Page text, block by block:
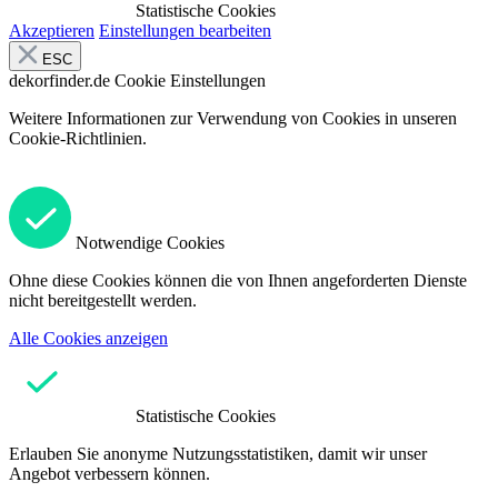
Statistische Cookies
Akzeptieren Einstellungen bearbeiten
ESC
dekorfinder.de Cookie Einstellungen
Weitere Informationen zur Verwendung von Cookies in unseren
Cookie-Richtlinien.
Notwendige Cookies
Ohne diese Cookies können die von Ihnen angeforderten Dienste
nicht bereitgestellt werden.
Alle Cookies anzeigen
Statistische Cookies
Erlauben Sie anonyme Nutzungsstatistiken, damit wir unser
Angebot verbessern können.